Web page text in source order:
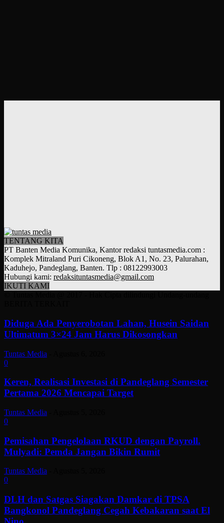
TENTANG KITA
PT Banten Media Komunika, Kantor redaksi tuntasmedia.com :
Komplek Mitraland Puri Cikoneng, Blok A1, No. 23, Palurahan,
Kaduhejo, Pandeglang, Banten. Tlp : 08122993003
Hubungi kami: redaksituntasmedia@gmail.com
IKUTI KAMI
Diduga Ada Penyerobotan Lahan, Husein Saidan
Ultimatum 3×24 Jam Harus Dikosongkan
Tuntas Media
0
Keren, Realisasi Investasi di Pandeglang Semester
Pertama 2026 Mencapai Target
Tuntas Media
0
Pemisahan Pengelolaan RKUD dengan Payroll.
Mulyadi: Pemda Jangan Bikin Rumit
Tuntas Media
0
DLH dan Satgas Siagakan Damkar di TPSA
Bangkonol Pandeglang Cegah Kebakaran saat El